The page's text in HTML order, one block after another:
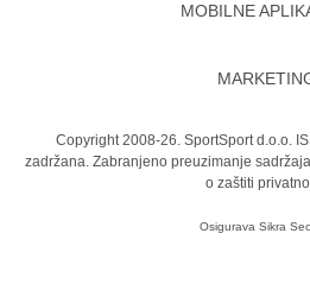
MOBILNE
Copyright 2008-26. SportSport d.o.o.
zadržana. Zabranjeno preuzimanje
o zaštiti
Osigurava Sikra